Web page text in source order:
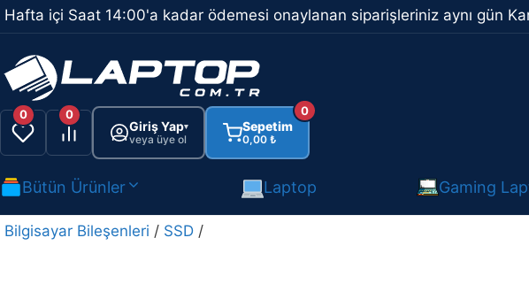
İçeriğe
atla
Hafta içi Saat 14:00'a kadar ödemesi onaylanan siparişleriniz aynı gün
0 0
Giriş Yap▾
veya üye ol
Sepetim
0,00 ₺
0
Bütün Ürünler Laptop Gaming
Bilgisayar Bileşenleri / SSD /